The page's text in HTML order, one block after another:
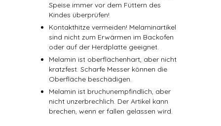
Speise immer vor dem Füttern des
Kindes überprüfen!
Kontakthitze vermeiden! Melaminartikel
sind nicht zum Erwärmen im Backofen
oder auf der Herdplatte geeignet.
Melamin ist oberflächenhart, aber nicht
kratzfest. Scharfe Messer können die
Oberfläche beschädigen.
Melamin ist bruchunempfindlich, aber
nicht unzerbrechlich. Der Artikel kann
brechen, wenn er fallen gelassen wird.